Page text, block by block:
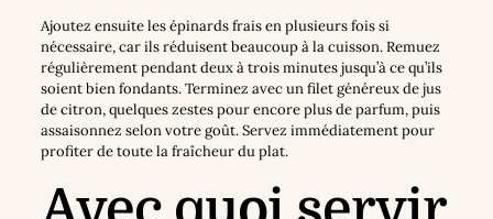
Ajoutez ensuite les épinards frais en plusieurs fois si
nécessaire, car ils réduisent beaucoup à la cuisson. Remuez
régulièrement pendant deux à trois minutes jusqu’à ce qu’ils
soient bien fondants. Terminez avec un filet généreux de jus
de citron, quelques zestes pour encore plus de parfum, puis
assaisonnez selon votre goût. Servez immédiatement pour
profiter de toute la fraîcheur du plat.